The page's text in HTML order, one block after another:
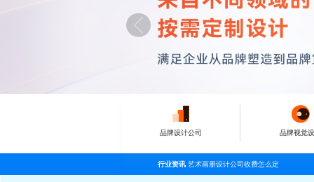
品牌设计公司 品牌视觉
行业资讯 艺术画册设计公司收费怎么定